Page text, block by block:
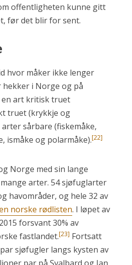
offentligheten kunne gitt
før det blir for sent.
hvor måker ikke lenger
hekker i Norge og på
en art kritisk truet
truet (krykkje og
sårbare (fiskemåke,
ismåke og polarmåke).[22]
Norge med sin lange
arter. 54 sjøfuglarter
havområder, og hele 32 av
norske rødlisten. I løpet av
forsvant 30% av
fastlandet.[23] Fortsatt
sjøfugler langs kysten av